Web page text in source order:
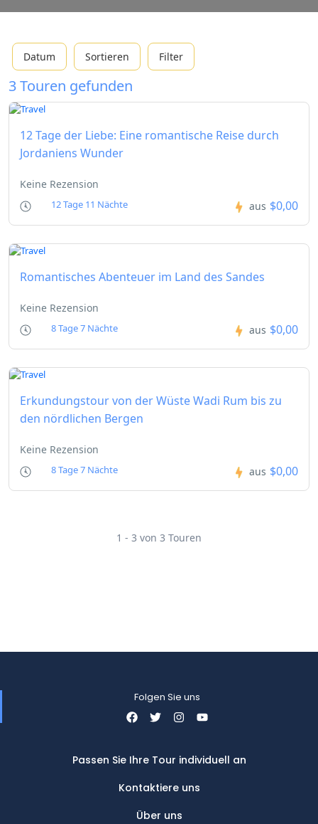
Datum Sortieren Filter
3 Touren gefunden
12 Tage der Liebe: Eine romantische Reise durch
Jordaniens Wunder
Keine Rezension
12 Tage 11 Nächte aus $0,00
Romantisches Abenteuer im Land des Sandes
Keine Rezension
8 Tage 7 Nächte aus $0,00
Erkundungstour von der Wüste Wadi Rum bis zu
den nördlichen Bergen
Keine Rezension
8 Tage 7 Nächte aus $0,00
1 - 3 von 3 Touren
Folgen Sie uns
Passen Sie Ihre Tour individuell an
Kontaktiere uns
Über uns